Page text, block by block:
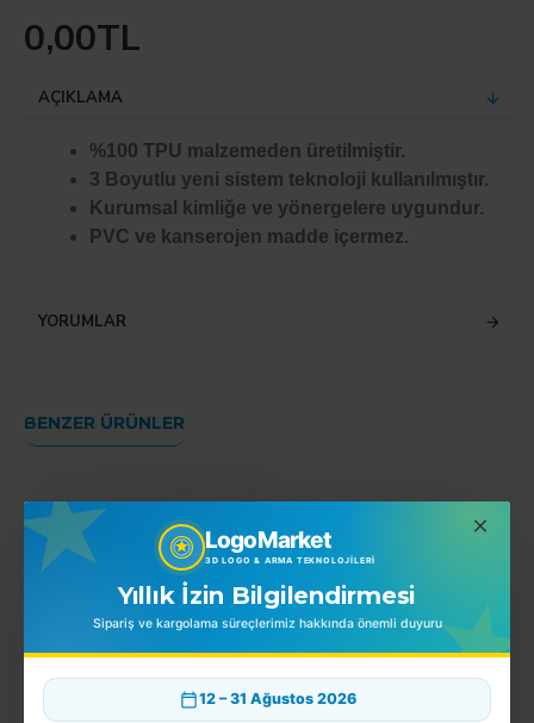
LogoMarket
3D LOGO & ARMA TEKNOLOJILERI
Yıllık İzin Bilgilendirmesi
Sipariş ve kargolama süreçlerimiz hakkında önemli duyuru
12 – 31 Ağustos 2026
0,00TL
AÇIKLAMA
%100 TPU malzemeden üretilmiştir.
3 Boyutlu yeni sistem teknoloji kullanılmıştır.
Kurumsal kimliğe ve yönergelere uygundur.
PVC ve kanserojen madde içermez.
YORUMLAR
BENZER ÜRÜNLER